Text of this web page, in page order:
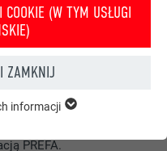
PREFA.
(W TYM USŁUGI
ZAMKNIJ
sposób działanie
informacji